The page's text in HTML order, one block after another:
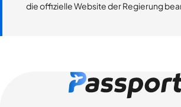
die offizielle Website der Regierung